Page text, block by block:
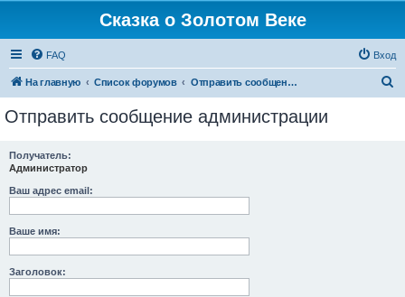
Сказка о Золотом Веке
FAQ Вход
На главную Список форумов Отправить сообщение администрации
Отправить сообщение администрации
Получатель:
Администратор
Ваш адрес email:
Ваше имя:
Заголовок: